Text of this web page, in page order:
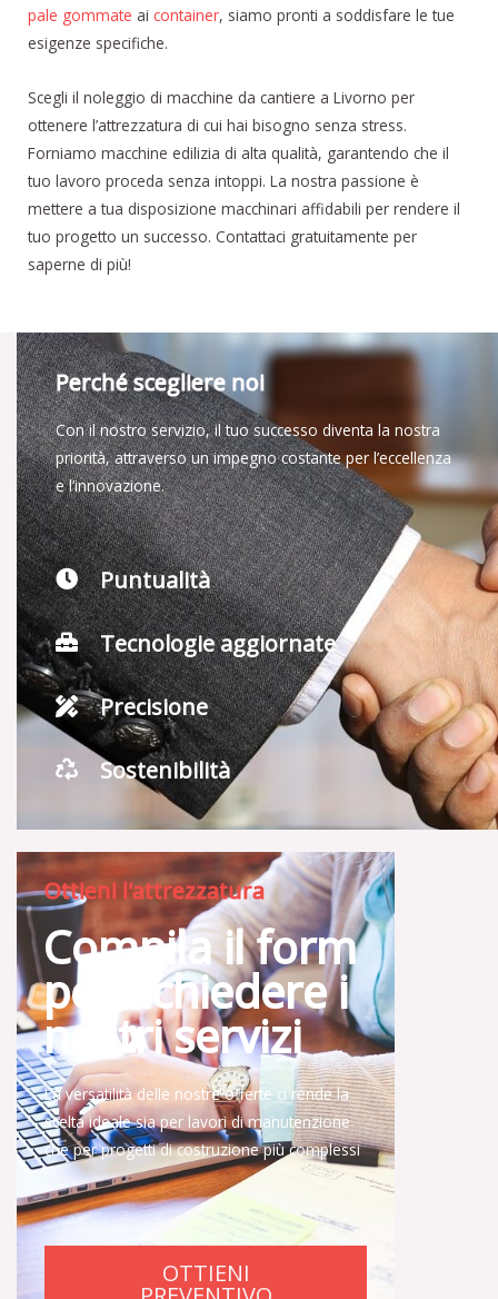
pale gommate ai container, siamo pronti a soddisfare le tue
esigenze specifiche.
Scegli il noleggio di macchine da cantiere a Livorno per
ottenere l’attrezzatura di cui hai bisogno senza stress.
Forniamo macchine edilizia di alta qualità, garantendo che il
tuo lavoro proceda senza intoppi. La nostra passione è
mettere a tua disposizione macchinari affidabili per rendere il
tuo progetto un successo. Contattaci gratuitamente per
saperne di più!
Perché scegliere noi
Con il nostro servizio, il tuo successo diventa la nostra
priorità, attraverso un impegno costante per l’eccellenza
e l’innovazione.
Puntualità
Tecnologie aggiornate
Precisione
Sostenibilità
Ottieni l'attrezzatura
Compila il form
per richiedere i
nostri servizi
La versatilità delle nostre offerte ci rende la
scelta ideale sia per lavori di manutenzione
che per progetti di costruzione più complessi
OTTIENI